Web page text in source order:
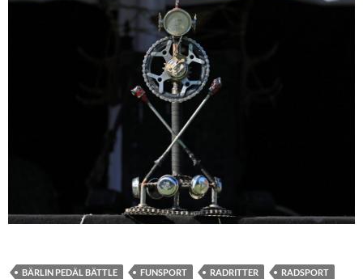
BÄRLIN PEDÄL BÄTTLE FUNSPORT RADRITTER RADSPORT